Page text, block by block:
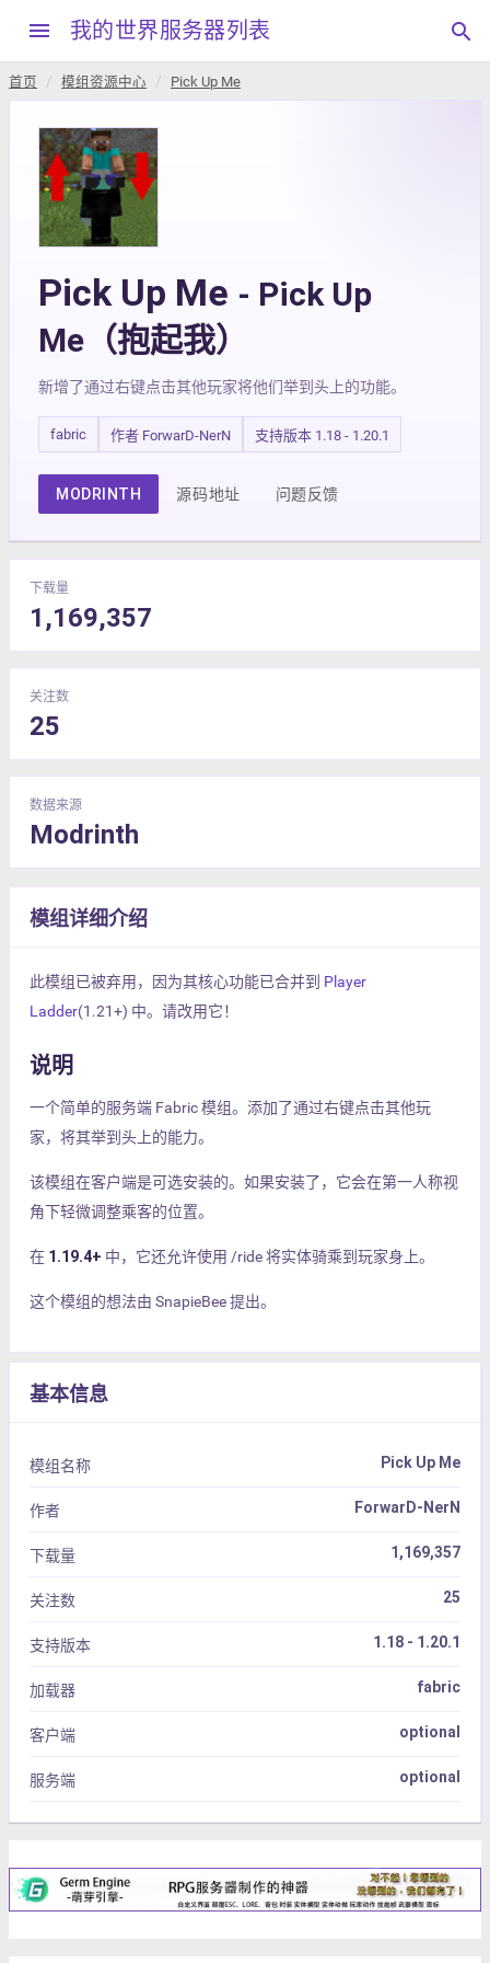
menu 我的世界服务器列表 search
首页 模组资源中心 Pick Up Me
Pick Up Me - Pick Up
Me（抱起我）
新增了通过右键点击其他玩家将他们举到头上的功能。
fabric 作者 ForwarD-NerN 支持版本 1.18 - 1.20.1
MODRINTH 源码地址 问题反馈
下载量
1,169,357
关注数
25
数据来源
Modrinth
模组详细介绍
此模组已被弃用，因为其核心功能已合并到 Player
Ladder(1.21+) 中。请改用它！
说明
一个简单的服务端 Fabric 模组。添加了通过右键点击其他玩
家，将其举到头上的能力。
该模组在客户端是可选安装的。如果安装了，它会在第一人称视
角下轻微调整乘客的位置。
在 1.19.4+ 中，它还允许使用 /ride 将实体骑乘到玩家身上。
这个模组的想法由 SnapieBee 提出。
基本信息
模组名称 Pick Up Me
作者 ForwarD-NerN
下载量 1,169,357
关注数 25
支持版本 1.18 - 1.20.1
加载器 fabric
客户端 optional
服务端 optional